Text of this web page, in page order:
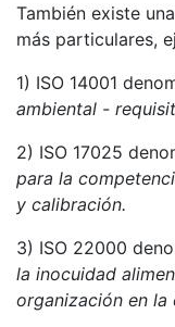
También existe
más particulares,
1) ISO 14001
ambiental -
2) ISO 17025
para la
y calibración.
3) ISO 22000
la inocuidad
organización en la